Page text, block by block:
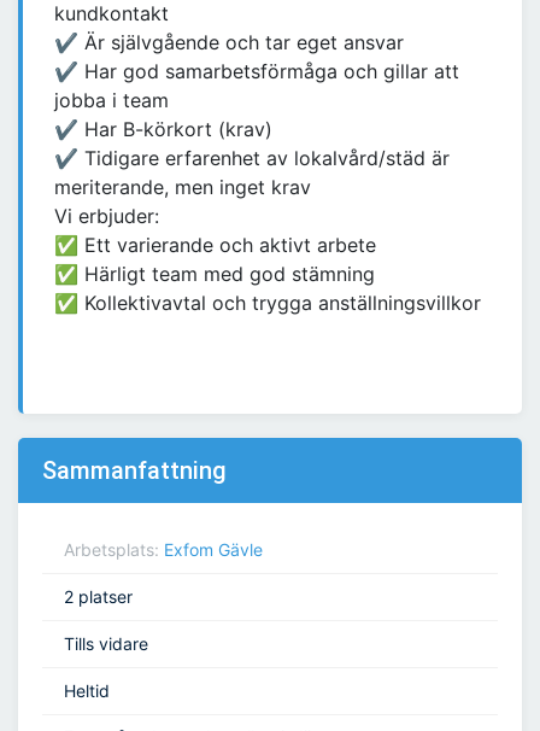
kundkontakt
✔ Är självgående och tar eget ansvar
✔ Har god samarbetsförmåga och gillar att
jobba i team
✔ Har B-körkort (krav)
✔ Tidigare erfarenhet av lokalvård/städ är
meriterande, men inget krav
Vi erbjuder:
✅ Ett varierande och aktivt arbete
✅ Härligt team med god stämning
✅ Kollektivavtal och trygga anställningsvillkor
Sammanfattning
Arbetsplats: Exfom Gävle
2 platser
Tills vidare
Heltid